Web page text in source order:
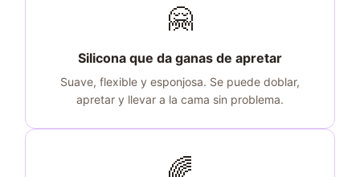
🤗
Silicona que da ganas de apretar
Suave, flexible y esponjosa. Se puede doblar,
apretar y llevar a la cama sin problema.
🌈